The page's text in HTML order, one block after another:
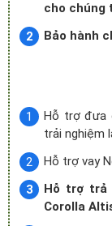
cho chúng
Bảo hành
Hỗ trợ đưa
trải nghiệm
Hỗ trợ vay
Hỗ trợ trả
Corolla